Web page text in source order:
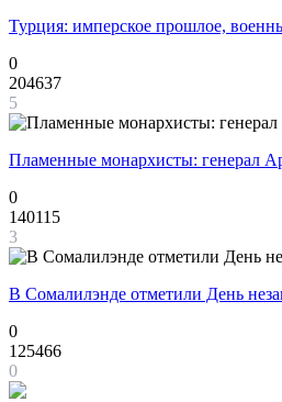
Турция: имперское прошлое,
0
204637
5
Пламенные монархисты: генерал
0
140115
3
В Сомалилэнде отметили День
0
125466
0